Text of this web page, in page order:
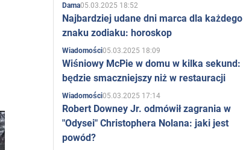
Dama05.03.2025 18:52
Najbardziej udane dni marca dla każdego
znaku zodiaku: horoskop
Wiadomości05.03.2025 18:09
Wiśniowy McPie w domu w kilka sekund:
będzie smaczniejszy niż w restauracji
Wiadomości05.03.2025 17:14
Robert Downey Jr. odmówił zagrania w
"Odysei" Christophera Nolana: jaki jest
powód?